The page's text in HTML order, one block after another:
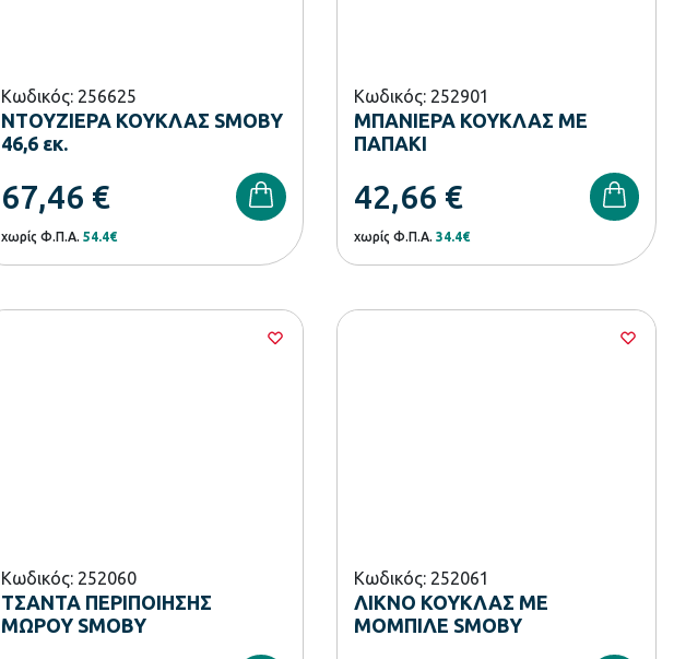
Κωδικός: 256625
ΝΤΟΥΖΙΕΡΑ ΚΟΥΚΛΑΣ SMOBY
46,6 εκ.
67,46 €
χωρίς Φ.Π.Α. 54.4€
Κωδικός: 252901
ΜΠΑΝΙΕΡΑ ΚΟΥΚΛΑΣ ΜΕ
ΠΑΠΑΚΙ
42,66 €
χωρίς Φ.Π.Α. 34.4€
Κωδικός: 252060
ΤΣΑΝΤΑ ΠΕΡΙΠΟΙΗΣΗΣ
ΜΩΡΟΥ SMOBY
Κωδικός: 252061
ΛΙΚΝΟ ΚΟΥΚΛΑΣ ΜΕ
ΜΟΜΠΙΛΕ SMOBY